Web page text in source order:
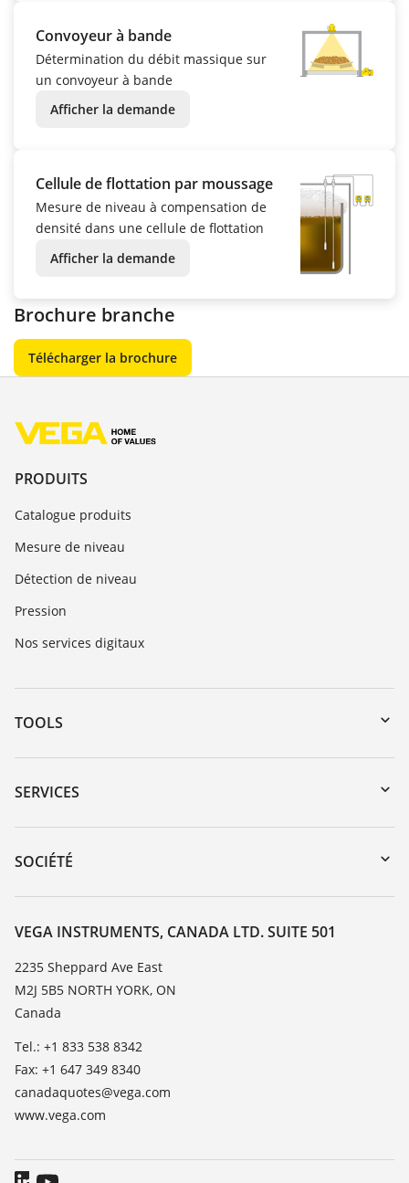
Convoyeur à bande
Détermination du débit massique sur
un convoyeur à bande
Afficher la demande
Cellule de flottation par moussage
Mesure de niveau à compensation de
densité dans une cellule de flottation
Afficher la demande
Brochure branche
Télécharger la brochure
PRODUITS
Catalogue produits
Mesure de niveau
Détection de niveau
Pression
Nos services digitaux
TOOLS
Téléchargements
Recherche par numéro de série
DTM Collection/PACTware
SERVICES
Retour d'appareil
Service client
SOCIÉTÉ
À propos de VEGA
Contact
News
Presse
Blog
VEGA INSTRUMENTS, CANADA LTD. SUITE 501
2235 Sheppard Ave East
M2J 5B5 NORTH YORK, ON
Canada
Tel.: +1 833 538 8342
Fax: +1 647 349 8340
canadaquotes@vega.com
www.vega.com